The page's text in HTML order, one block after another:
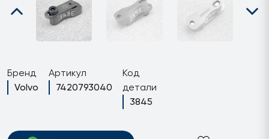
Бренд
Volvo
Артикул
7420793040
Код
детали
3845